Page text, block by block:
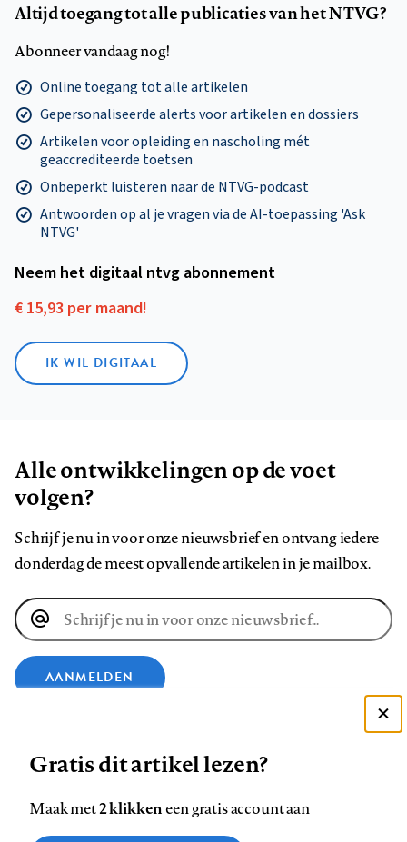
Altijd toegang tot alle publicaties van het NTVG?
Abonneer vandaag nog!
Online toegang tot alle artikelen
Gepersonaliseerde alerts voor artikelen en dossiers
Artikelen voor opleiding en nascholing mét
geaccrediteerde toetsen
Onbeperkt luisteren naar de NTVG-podcast
Antwoorden op al je vragen via de AI-toepassing 'Ask
NTVG'
Neem het digitaal ntvg abonnement
€ 15,93 per maand!
IK WIL DIGITAAL
Alle ontwikkelingen op de voet
volgen?
Schrijf je nu in voor onze nieuwsbrief en ontvang iedere
donderdag de meest opvallende artikelen in je mailbox.
E-
mailadres
AANMELDEN
ons
Zie onze cookie policy
Gratis dit artikel lezen?
Maak met2 klikkeneen gratis account aan